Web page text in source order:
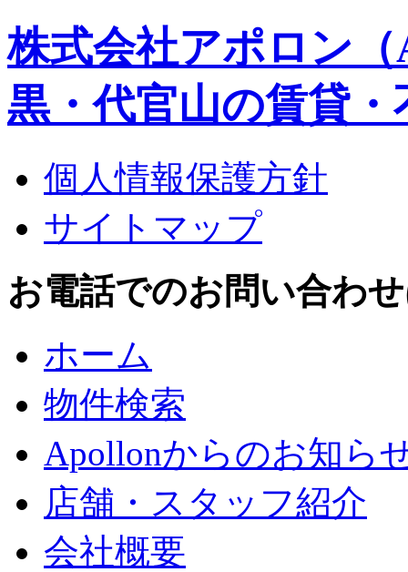
株式会社アポロン
黒・代官山の賃貸・
個人情報保護方針
サイトマップ
お電話でのお問い合わ
ホーム
物件検索
Apollonからのお知ら
店舗・スタッフ紹介
会社概要